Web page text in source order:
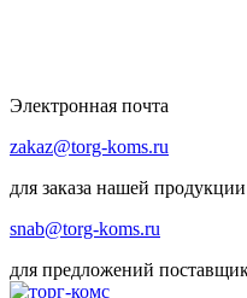
Электронная почта
zakaz@torg-koms.ru
для заказа нашей продукции
snab@torg-koms.ru
для предложений